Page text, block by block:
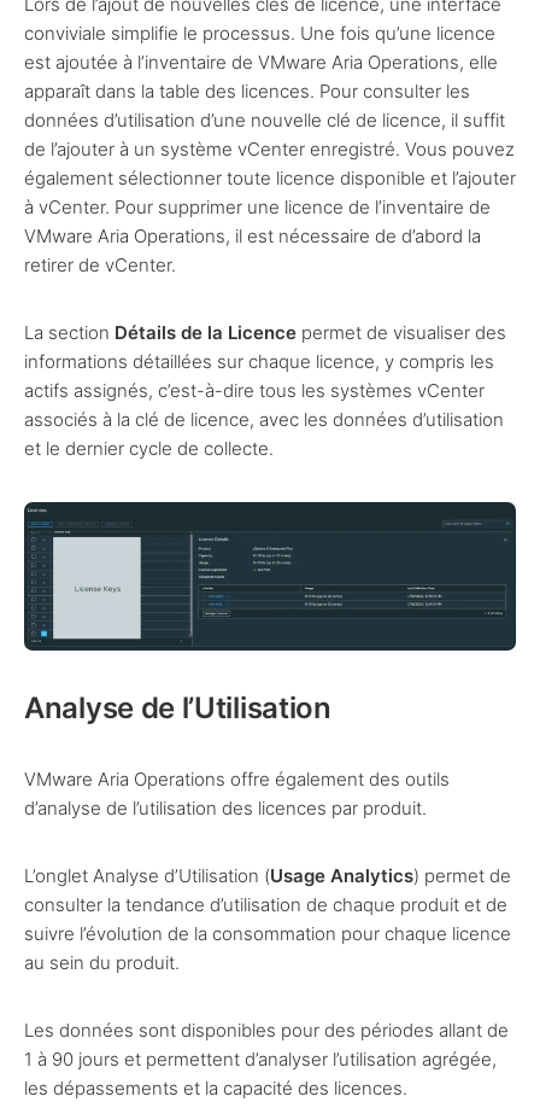
conviviale simplifie le processus. Une fois qu’une licence
est ajoutée à l’inventaire de VMware Aria Operations, elle
apparaît dans la table des licences. Pour consulter les
données d’utilisation d’une nouvelle clé de licence, il suffit
de l’ajouter à un système vCenter enregistré. Vous pouvez
également sélectionner toute licence disponible et l’ajouter
à vCenter. Pour supprimer une licence de l’inventaire de
VMware Aria Operations, il est nécessaire de d’abord la
retirer de vCenter.
La section Détails de la Licence permet de visualiser des
informations détaillées sur chaque licence, y compris les
actifs assignés, c’est-à-dire tous les systèmes vCenter
associés à la clé de licence, avec les données d’utilisation
et le dernier cycle de collecte.
Analyse de l’Utilisation
VMware Aria Operations offre également des outils
d’analyse de l’utilisation des licences par produit.
L’onglet Analyse d’Utilisation (Usage Analytics) permet de
consulter la tendance d’utilisation de chaque produit et de
suivre l’évolution de la consommation pour chaque licence
au sein du produit.
Les données sont disponibles pour des périodes allant de
1 à 90 jours et permettent d’analyser l’utilisation agrégée,
les dépassements et la capacité des licences.